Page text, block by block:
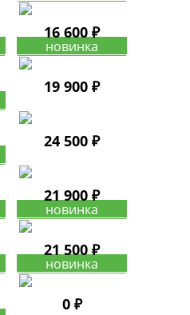
16 600 ₽
19 900 ₽
24 500 ₽
21 900 ₽
21 500 ₽
0 ₽